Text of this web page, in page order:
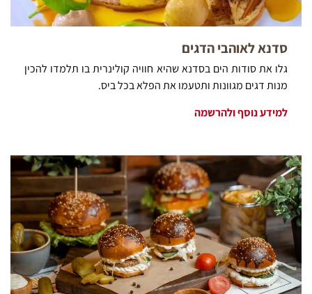
סדנא לאוהבי הדגים
גלו את סודות הים בסדנא שהיא חוויה קולינרית בו תלמדו להכין
מנות דגים מגוונות ותטעמו את הפלא בכל ביס.
למידע נוסף ולהרשמה